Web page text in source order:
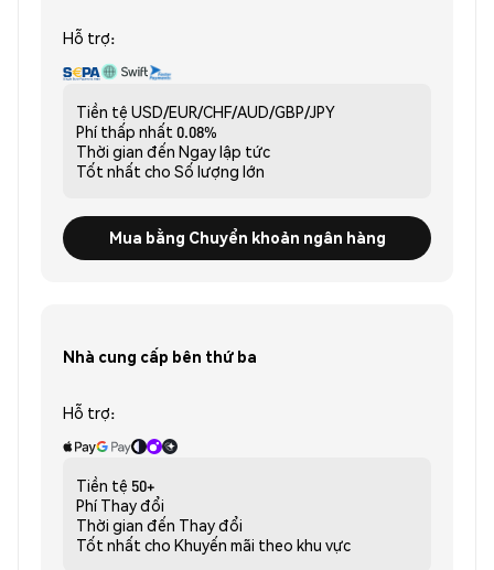
Hỗ trợ:
Tiền tệ USD/EUR/CHF/AUD/GBP/JPY
Phí thấp nhất 0.08%
Thời gian đến Ngay lập tức
Tốt nhất cho Số lượng lớn
Mua bằng Chuyển khoản ngân hàng
Nhà cung cấp bên thứ ba
Hỗ trợ:
Tiền tệ 50+
Phí Thay đổi
Thời gian đến Thay đổi
Tốt nhất cho Khuyến mãi theo khu vực